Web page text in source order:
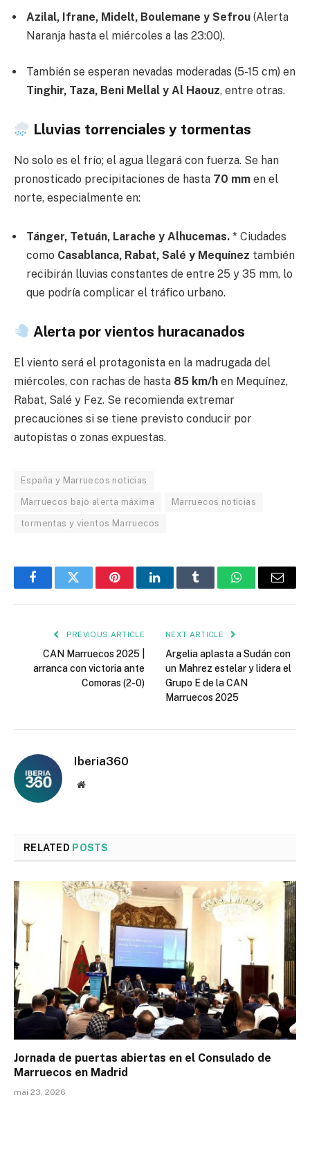
Azilal, Ifrane, Midelt, Boulemane y Sefrou (Alerta
Naranja hasta el miércoles a las 23:00).
También se esperan nevadas moderadas (5-15 cm) en
Tinghir, Taza, Beni Mellal y Al Haouz, entre otras.
Lluvias torrenciales y tormentas
No solo es el frío; el agua llegará con fuerza. Se han
pronosticado precipitaciones de hasta 70 mm en el
norte, especialmente en:
Tánger, Tetuán, Larache y Alhucemas. * Ciudades
como Casablanca, Rabat, Salé y Mequínez también
recibirán lluvias constantes de entre 25 y 35 mm, lo
que podría complicar el tráfico urbano.
Alerta por vientos huracanados
El viento será el protagonista en la madrugada del
miércoles, con rachas de hasta 85 km/h en Mequínez,
Rabat, Salé y Fez. Se recomienda extremar
precauciones si se tiene previsto conducir por
autopistas o zonas expuestas.
España y Marruecos noticias
Marruecos bajo alerta máxima Marruecos noticias
tormentas y vientos Marruecos
FacebookTwitter PinterestLinkedInTumblr WhatsAppEmail
PREVIOUS ARTICLE
CAN Marruecos 2025 |
arranca con victoria ante
Comoras (2-0)
NEXT ARTICLE
Argelia aplasta a Sudán con
un Mahrez estelar y lidera el
Grupo E de la CAN
Marruecos 2025
Iberia360
Website
RELATED POSTS
Jornada de puertas abiertas en el Consulado de
Marruecos en Madrid
mai 23, 2026